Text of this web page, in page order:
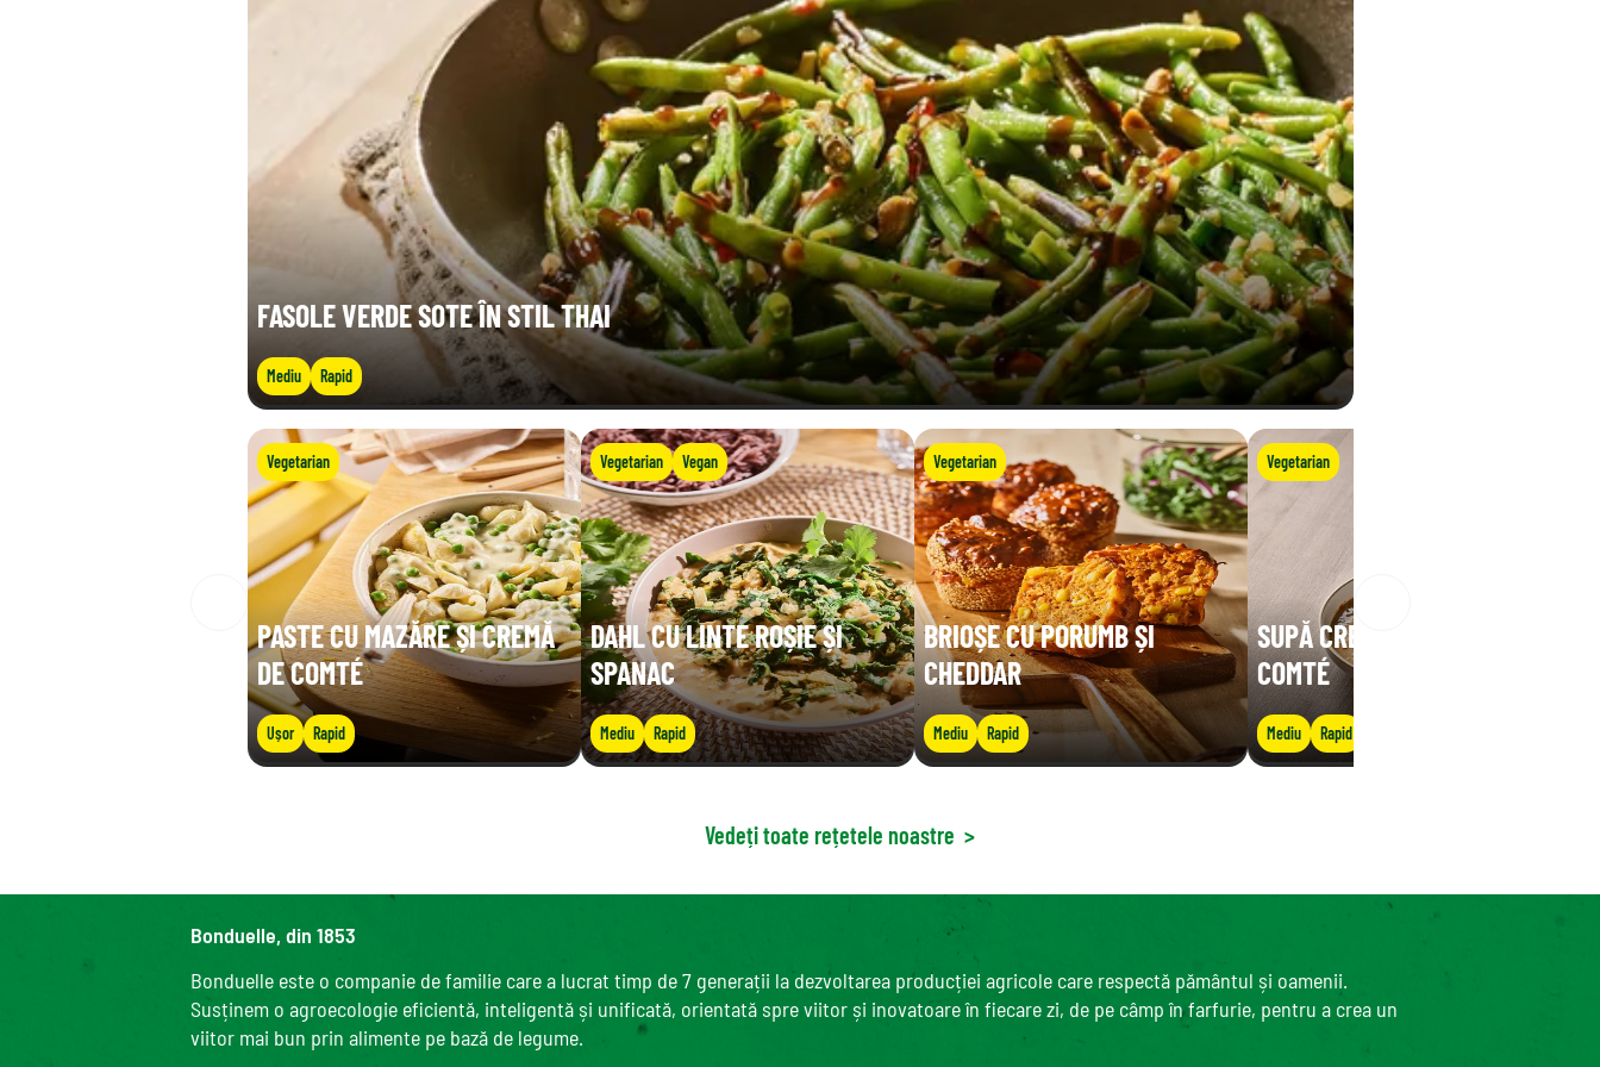
FASOLE VERDE SOTE ÎN STIL THAI
Mediu Rapid
Vegetarian
PASTE CU MAZĂRE ȘI CREMĂ
DE COMTÉ
Ușor Rapid
Vegetarian Vegan
DAHL CU LINTE ROȘIE ȘI
SPANAC
Mediu Rapid
Vegetarian
BRIOȘE CU PORUMB ȘI
CHEDDAR
Mediu Rapid
Vegetarian
SUPĂ CREMOASĂ DE LINTE CU
COMTÉ
Mediu Rapid
Vedeți toate rețetele noastre >
Bonduelle, din 1853
Bonduelle este o companie de familie care a lucrat timp de 7 generații la dezvoltarea producției agricole care respectă pământul și oamenii.
Susținem o agroecologie eficientă, inteligentă și unificată, orientată spre viitor și inovatoare în fiecare zi, de pe câmp în farfurie, pentru a crea un
viitor mai bun prin alimente pe bază de legume.